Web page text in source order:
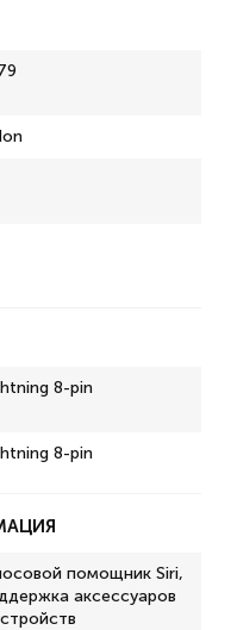
8-pin
8-pin
помощник Siri,
аксессуаров